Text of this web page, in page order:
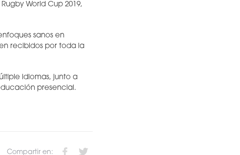
World Cup 2019,
sanos en
recibidos por toda la
idiomas, junto a
presencial.
Compartir en: